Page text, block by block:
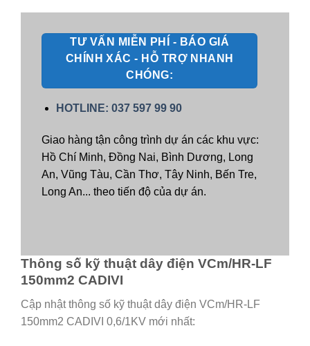
TƯ VẤN MIỄN PHÍ - BÁO GIÁ
CHÍNH XÁC - HỖ TRỢ NHANH
CHÓNG:
HOTLINE: 037 597 99 90
Giao hàng tận công trình dự án các khu vực:
Hồ Chí Minh, Đồng Nai, Bình Dương, Long
An, Vũng Tàu, Cần Thơ, Tây Ninh, Bến Tre,
Long An... theo tiến độ của dự án.
Thông số kỹ thuật dây điện VCm/HR-LF
150mm2 CADIVI
Cập nhật thông số kỹ thuật dây điện VCm/HR-LF
150mm2 CADIVI 0,6/1KV mới nhất: